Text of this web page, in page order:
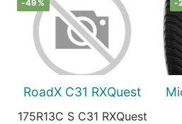
-49%
RoadX C31 RXQuest
175R13C S C31 RXQuest
-